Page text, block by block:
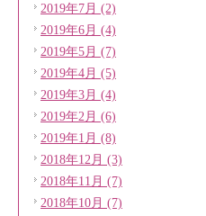
2019年7月 (2)
2019年6月 (4)
2019年5月 (7)
2019年4月 (5)
2019年3月 (4)
2019年2月 (6)
2019年1月 (8)
2018年12月 (3)
2018年11月 (7)
2018年10月 (7)